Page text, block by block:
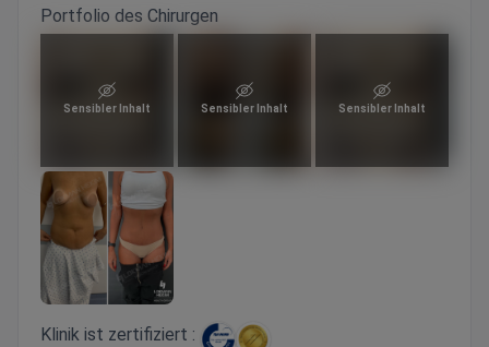
Portfolio des Chirurgen
Sensibler Inhalt Sensibler Inhalt Sensibler Inhalt
Klinik ist zertifiziert :